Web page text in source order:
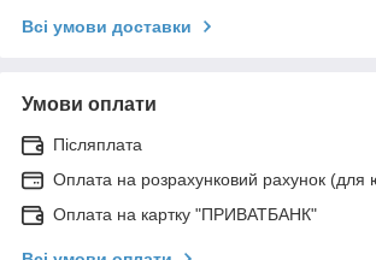
Всі умови доставки
Умови оплати
Післяплата
Оплата на розрахунковий рахунок (для
Оплата на картку "ПРИВАТБАНК"